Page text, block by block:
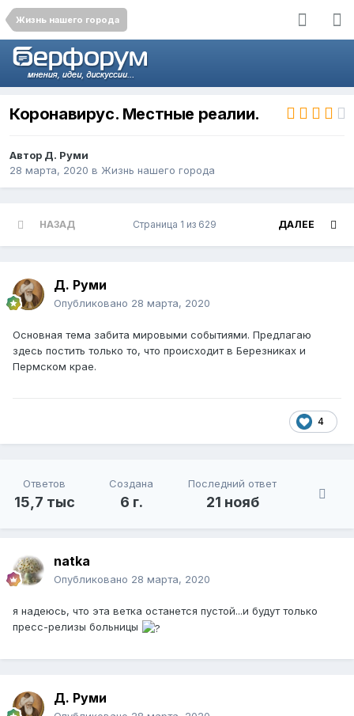
Жизнь нашего города
Коронавирус. Местные реалии.
Автор Д. Руми
28 марта, 2020 в Жизнь нашего города
НАЗАД ДАЛЕЕ
Страница 1 из 629
Д. Руми
Опубликовано 28 марта, 2020
Основная тема забита мировыми событиями. Предлагаю
здесь постить только то, что происходит в Березниках и
Пермском крае.
4
Ответов
15,7 тыс
Создана
6 г.
Последний ответ
21 нояб
natka
Опубликовано 28 марта, 2020
я надеюсь, что эта ветка останется пустой...и будут только
пресс-релизы больницы
Д. Руми